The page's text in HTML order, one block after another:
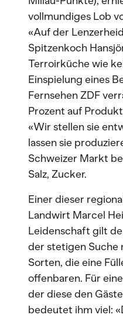
vollmundiges Lob
«Auf der
Spitzenkoch
Terroirküche wie
Einspielung eines
Fernsehen ZDF
Prozent auf
«Wir stellen sie
lassen sie
Schweizer Markt
Salz, Zucker.
Einer dieser
Landwirt Marcel
Leidenschaft gilt
der stetigen Suche
Sorten, die eine
offenbaren. Für
der diese den
bedeutet ihm viel: